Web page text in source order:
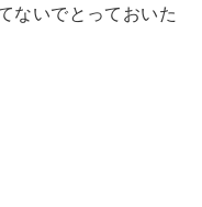
ないでとっておいた